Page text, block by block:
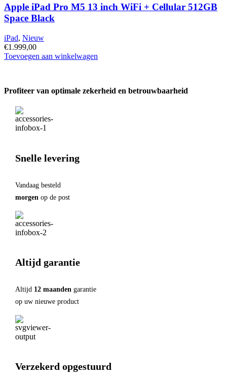
WiFi
256GB
Zwart
Apple iPad Pro M5 13 inch WiFi + Cellular 512GB
Space Black
iPad, Nieuw
€1.999,00
Apple
13
WiFi
Cellular
Black
Toevoegen aan winkelwagen
Profiteer van optimale zekerheid en betrouwbaarheid
Snelle levering
Vandaag besteld
morgen op de post
Altijd garantie
Altijd 12 maanden garantie
op uw nieuwe product
Verzekerd opgestuurd